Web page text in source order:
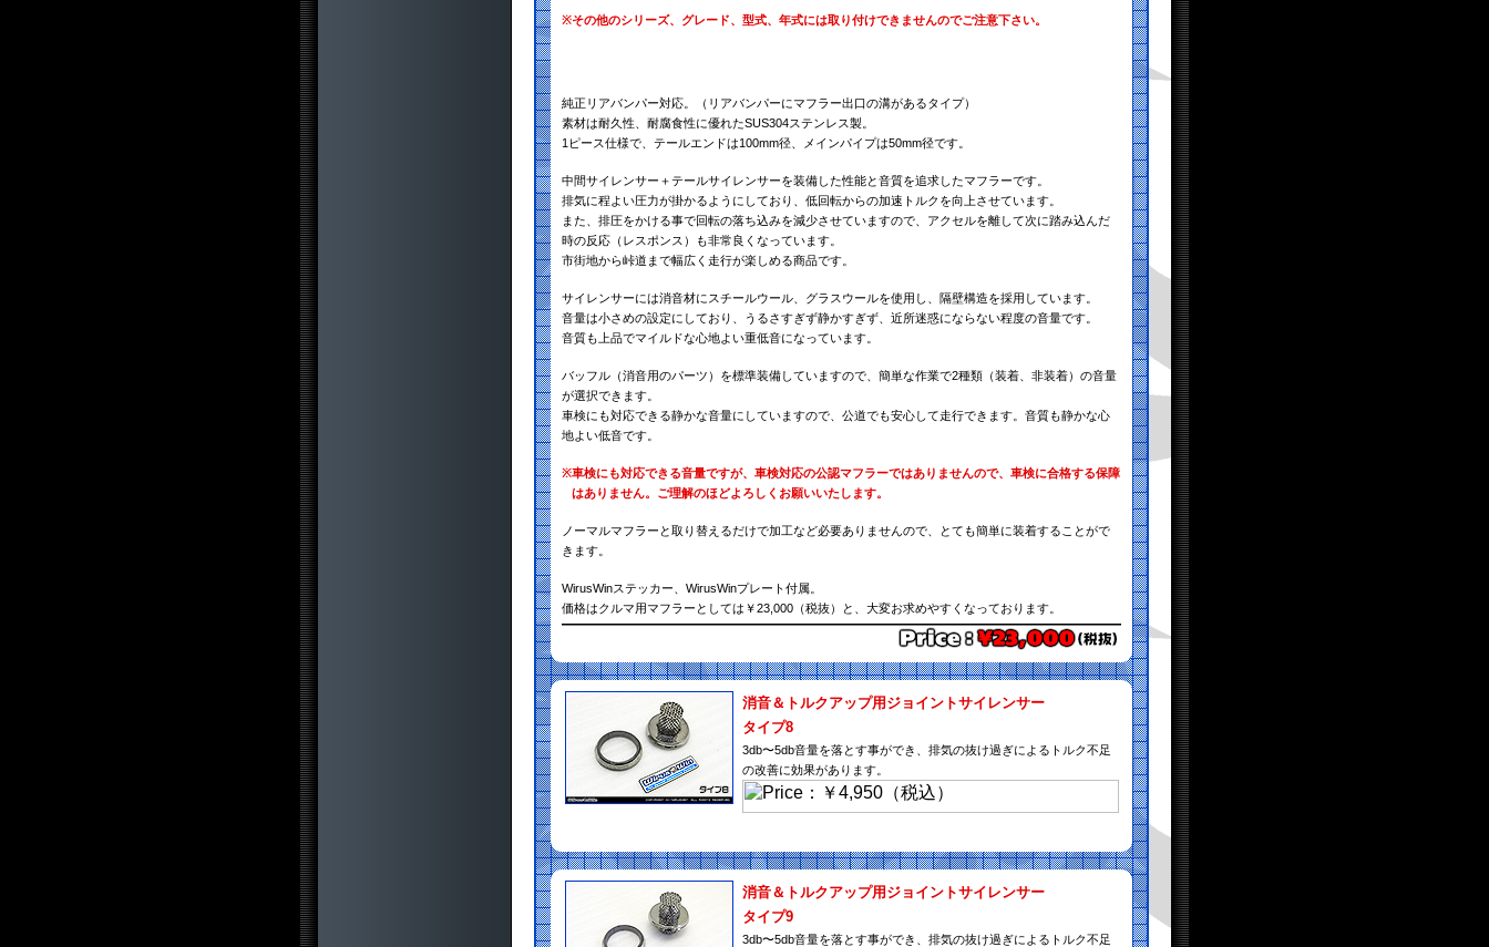
※その他のシリーズ、グレード、型式、年式には取り付けできませんのでご注意下さい。
純正リアバンパー対応。（リアバンパーにマフラー出口の溝があるタイプ）
素材は耐久性、耐腐食性に優れたSUS304ステンレス製。
1ピース仕様で、テールエンドは100mm径、メインパイプは50mm径です。
中間サイレンサー＋テールサイレンサーを装備した性能と音質を追求したマフラーです。
排気に程よい圧力が掛かるようにしており、低回転からの加速トルクを向上させています。
また、排圧をかける事で回転の落ち込みを減少させていますので、アクセルを離して次に踏み込んだ
時の反応（レスポンス）も非常良くなっています。
市街地から峠道まで幅広く走行が楽しめる商品です。
サイレンサーには消音材にスチールウール、グラスウールを使用し、隔壁構造を採用しています。
音量は小さめの設定にしており、うるさすぎず静かすぎず、近所迷惑にならない程度の音量です。
音質も上品でマイルドな心地よい重低音になっています。
バッフル（消音用のパーツ）を標準装備していますので、簡単な作業で2種類（装着、非装着）の音量
が選択できます。
車検にも対応できる静かな音量にしていますので、公道でも安心して走行できます。音質も静かな心
地よい低音です。
※車検にも対応できる音量ですが、車検対応の公認マフラーではありませんので、車検に合格する保障
はありません。ご理解のほどよろしくお願いいたします。
ノーマルマフラーと取り替えるだけで加工など必要ありませんので、とても簡単に装着することがで
きます。
WirusWinステッカー、WirusWinプレート付属。
価格はクルマ用マフラーとしては￥23,000（税抜）と、大変お求めやすくなっております。
消音＆トルクアップ用ジョイントサイレンサー
タイプ8
3db〜5db音量を落とす事ができ、排気の抜け過ぎによるトルク不足
の改善に効果があります。
消音＆トルクアップ用ジョイントサイレンサー
タイプ9
3db〜5db音量を落とす事ができ、排気の抜け過ぎによるトルク不足